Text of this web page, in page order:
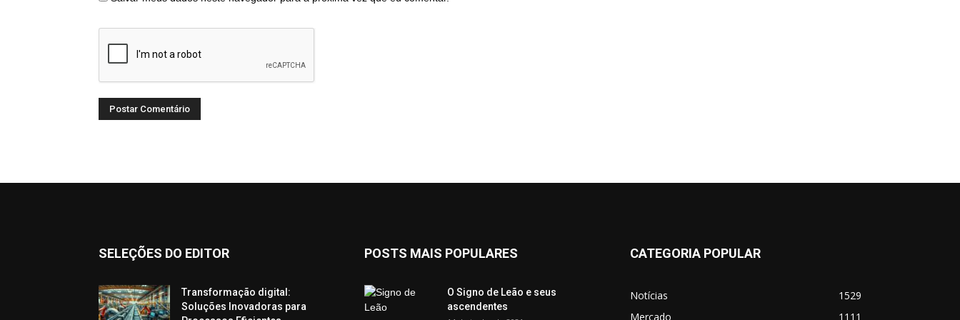
SELEÇÕES DO EDITOR
Transformação digital:
Soluções Inovadoras para
POSTS MAIS POPULARES
O Signo de Leão e seus
ascendentes
CATEGORIA POPULAR
Notícias
1529
Mercado
1111